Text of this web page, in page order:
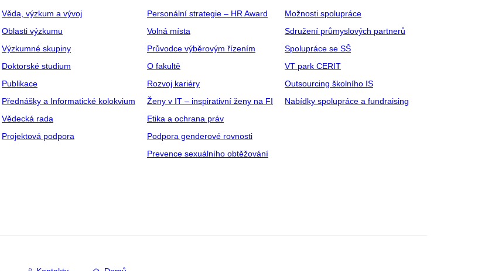
Věda, výzkum a vývoj
Oblasti výzkumu
Výzkumné skupiny
Doktorské studium
Publikace
Přednášky a Informatické kolokvium
Vědecká rada
Projektová podpora
Personální strategie – HR Award
Volná místa
Průvodce výběrovým řízením
O fakultě
Rozvoj kariéry
Ženy v IT – inspirativní ženy na FI
Etika a ochrana práv
Podpora genderové rovnosti
Prevence sexuálního obtěžování
Možnosti spolupráce
Sdružení průmyslových partnerů
Spolupráce se SŠ
VT park CERIT
Outsourcing školního IS
Nabídky spolupráce a fundraising